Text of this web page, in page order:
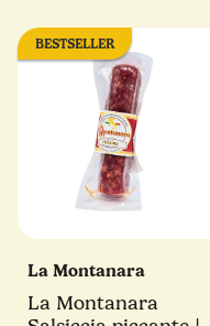
BESTSELLER
La Montanara
La Montanara